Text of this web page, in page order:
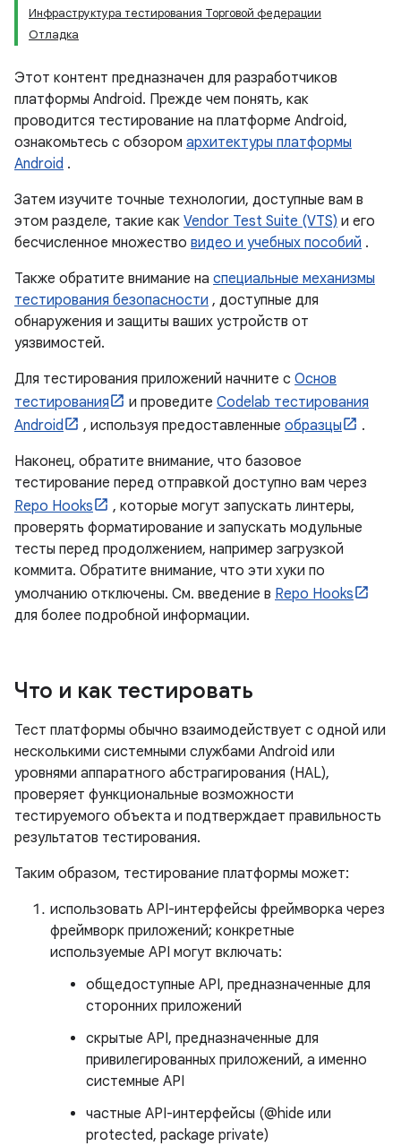
Инфраструктура тестирования Торговой федерации
Отладка
Этот контент предназначен для разработчиков
платформы Android. Прежде чем понять, как
проводится тестирование на платформе Android,
ознакомьтесь с обзором архитектуры платформы
Android .
Затем изучите точные технологии, доступные вам в
этом разделе, такие как Vendor Test Suite (VTS) и его
бесчисленное множество видео и учебных пособий .
Также обратите внимание на специальные механизмы
тестирования безопасности , доступные для
обнаружения и защиты ваших устройств от
уязвимостей.
Для тестирования приложений начните с Основ
тестирования
и проведите Codelab тестирования
Android
, используя предоставленные образцы
.
Наконец, обратите внимание, что базовое
тестирование перед отправкой доступно вам через
Repo Hooks
, которые могут запускать линтеры,
проверять форматирование и запускать модульные
тесты перед продолжением, например загрузкой
коммита. Обратите внимание, что эти хуки по
умолчанию отключены. См. введение в Repo Hooks
для более подробной информации.
Что и как тестировать
Тест платформы обычно взаимодействует с одной или
несколькими системными службами Android или
уровнями аппаратного абстрагирования (HAL),
проверяет функциональные возможности
тестируемого объекта и подтверждает правильность
результатов тестирования.
Таким образом, тестирование платформы может:
использовать API-интерфейсы фреймворка через
фреймворк приложений; конкретные
используемые API могут включать:
общедоступные API, предназначенные для
сторонних приложений
скрытые API, предназначенные для
привилегированных приложений, а именно
системные API
частные API-интерфейсы (@hide или
protected, package private)